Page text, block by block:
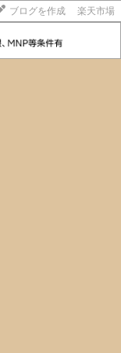
ブログを作成 楽天市場